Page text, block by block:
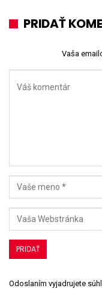
PRIDAŤ
Vaša
Odoslaním vyjadrujete